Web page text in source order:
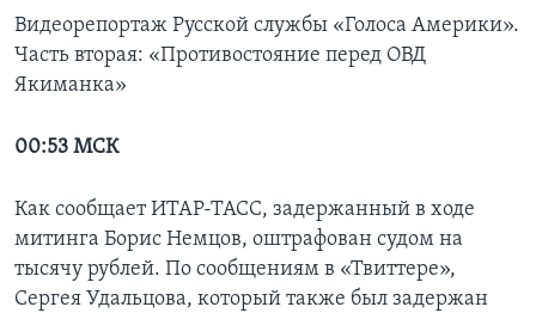
Видеорепортаж Русской службы «Голоса Америки».
Часть вторая: «Противостояние перед ОВД
Якиманка»
00:53 МСК
Как сообщает ИТАР-ТАСС, задержанный в ходе
митинга Борис Немцов, оштрафован судом на
тысячу рублей. По сообщениям в « Твиттере»,
Сергея Удальцова, который также был задержан